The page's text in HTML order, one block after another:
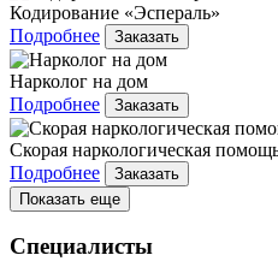
Кодирование «Эспераль»
Подробнее
Заказать
Нарколог на дом
Подробнее
Заказать
Скорая наркологическая
Подробнее
Заказать
Показать еще
Специалисты